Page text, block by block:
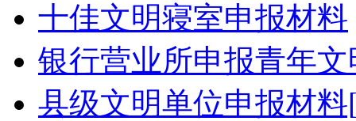
十佳文明寝室申报材料
银行营业所申报青年
县级文明单位申报材